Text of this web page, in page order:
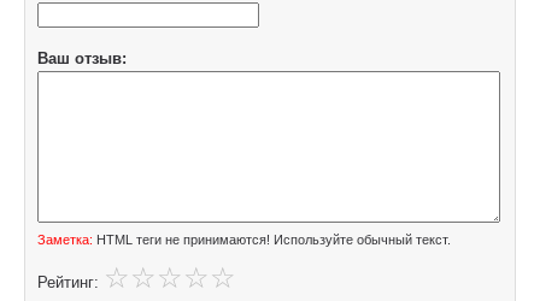
Ваш отзыв:
Заметка: HTML теги не принимаются! Используйте обычный текст.
Рейтинг: